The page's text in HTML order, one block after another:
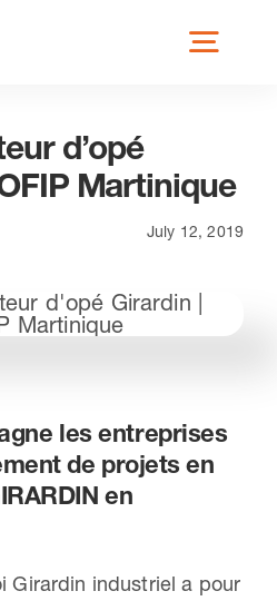
ECOFIP ?
Actus
d’opé
Martinique
July 12, 2019
les entreprises
de projets en
en
Girardin industriel a pour